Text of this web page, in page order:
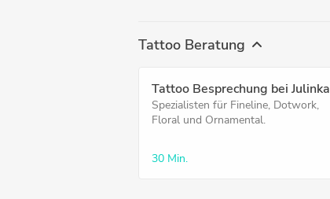
Tattoo Beratung
Tattoo Besprechung bei Julinka
Spezialisten für Fineline, Dotwork,
Floral und Ornamental.
30 Min.